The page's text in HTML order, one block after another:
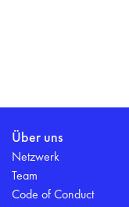
Über uns
Netzwerk
Team
Code of Conduct